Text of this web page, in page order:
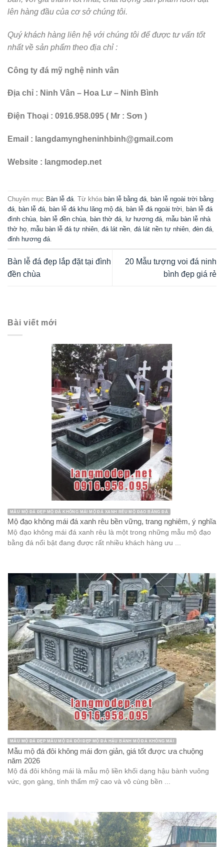
lên hàng đầu của cơ sở chúng tôi.
Quý khách hàng liên hệ với chúng tôi để được tư vấn tốt
nhất về sản phẩm theo địa chỉ :
Công ty đá mỹ nghệ ninh vân
Địa chỉ : Ninh Vân – Hoa Lư – Ninh Bình
Điện Thoại : 0916.958.095 ( Mr : Sơn )
Email : langdamyngheninhbinh@gmail.com
Website : langmodep.net
Chuyên mục Bàn lễ đá. Từ khóa bàn lễ bằng đá, bàn lễ ngoài trời bằng
đá, bàn lễ đá, bàn lễ đá khu lăng mộ đá, bàn lễ đá ngoài trời, bàn lễ đá
đình chùa, bàn lễ đền chùa, bàn thờ đá, lư hương đá, mẫu bàn lễ nhà
thờ họ, mẫu bàn lễ đá tự nhiên, đá lát nền, đá lát nền tự nhiên, đèn đá,
đỉnh hương đá.
Bàn lễ đá đẹp lắp đặt tại đình
đền chùa
20 Mẫu tượng voi đá ninh
bình đẹp giá rẻ
Bài viết mới
MẪU MỘ ĐÁ ĐẸP MỘ ĐÁ KHÔNG MÁI MỘ ĐÁ XANH RÊU MỘ ĐẠO BẰNG ĐÁ
Mộ đạo không mái đá xanh rêu bền vững, trang nghiêm, ý nghĩa
Mộ đạo không mái đá xanh rêu là một trong những mẫu mộ đạo
bằng đá nổi bật đang được rất nhiều khách hàng ưu ...
MẪU MỘ ĐÁ ĐẸP MẪU MỘ ĐÁ ĐÔI ĐẸP MỘ ĐÁ HẬU BÀNH MỘ ĐÁ KHÔNG MÁI
Mẫu mộ đá đôi không mái đơn giản, giá tốt được ưa chuộng
năm 2026
Mộ đá đôi không mái là mẫu mộ liền khối dạng hậu bành vuông
vức, gọn gàng, tính thẩm mỹ cao và vô cùng bền ...